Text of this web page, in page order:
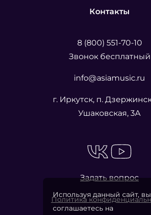
Контакты
8 (800) 551-70-10
Звонок бесплатный
info@asiamusic.ru
г. Иркутск, п.
Ушаковская, 3А
Задать вопрос
Политика
Используя данный сайт, вы
соглашаетесь на